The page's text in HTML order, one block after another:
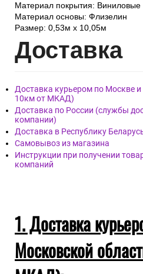
Материал покрытия: Виниловые
Материал основы: Флизелин
Размер: 0,53м х 10,05м
Доставка
Доставка курьером по Москве
10км от МКАД)
Доставка по России (службы
компании)
Доставка в Республику
Самовывоз из магазина
Инструкции при получении
компаний
1. Доставка
Московской